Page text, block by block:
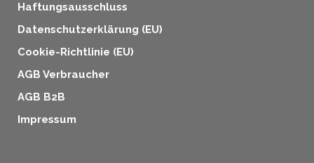
Haftungsausschluss
Datenschutzerklärung (EU)
Cookie-Richtlinie (EU)
AGB Verbraucher
AGB B2B
Impressum